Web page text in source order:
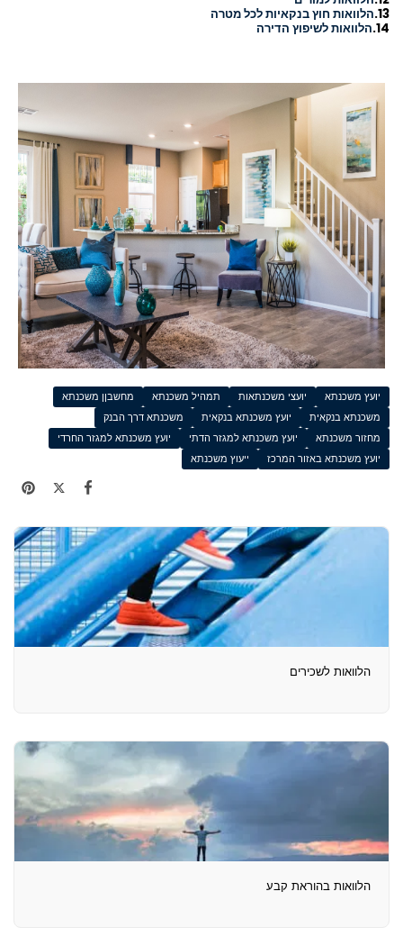
13. הלוואות חוץ בנקאיות לכל מטרה
14. הלוואות לשיפוץ הדירה
יועץ משכנתא יועצי משכנתאות תמהיל משכנתא
מחשבןן משכנתא
משכנתא בנקאית
יועץ משכנתא בנקאית
משכנתא דרך הבנק
מחזור משכנתא
יועץ משכנתא למגזר הדתי
יועץ משכנתא למגזר החרדי
יועץ משכנתא באזור המרכז
ייעוץ משכנתא
הלוואות לשכירים
הלוואות בהוראת קבע